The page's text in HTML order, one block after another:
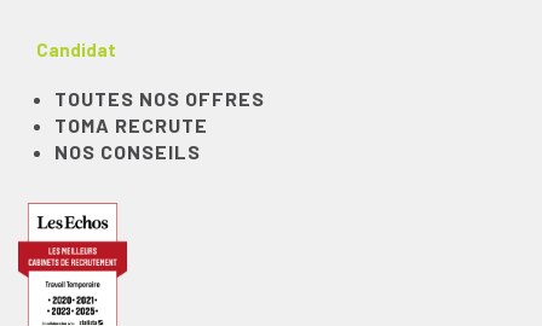
Candidat
TOUTES NOS OFFRES
TOMA RECRUTE
NOS CONSEILS